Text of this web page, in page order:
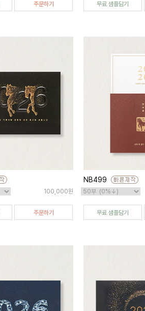
주문하기 무료 샘플담기
100,000원
주문하기
NB499
무료 샘플담기